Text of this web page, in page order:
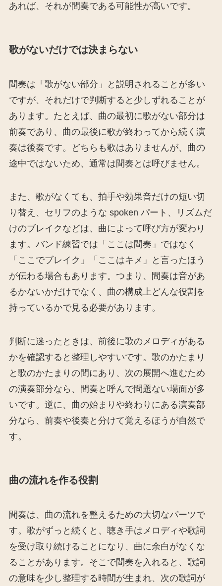
あれば、それが間奏である可能性が高いです。
歌がないだけでは決まらない
間奏は「歌がない部分」と説明されることが多い
ですが、それだけで判断すると少しずれることが
あります。たとえば、曲の最初に歌がない部分は
前奏であり、曲の最後に歌が終わってから続く演
奏は後奏です。どちらも歌はありませんが、曲の
途中ではないため、通常は間奏とは呼びません。
また、歌がなくても、拍手や効果音だけの短い切
り替え、セリフのような spoken パート、リズムだ
けのブレイクなどは、曲によって呼び方が変わり
ます。バンド練習では「ここは間奏」ではなく
「ここでブレイク」「ここはキメ」と言ったほう
が伝わる場合もあります。つまり、間奏は音があ
るかないかだけでなく、曲の構成上どんな役割を
持っているかで見る必要があります。
判断に迷ったときは、前後に歌のメロディがある
かを確認すると整理しやすいです。歌のかたまり
と歌のかたまりの間にあり、次の展開へ進むため
の演奏部分なら、間奏と呼んで問題ない場面が多
いです。逆に、曲の始まりや終わりにある演奏部
分なら、前奏や後奏と分けて覚えるほうが自然で
す。
曲の流れを作る役割
間奏は、曲の流れを整えるための大切なパーツで
す。歌がずっと続くと、聴き手はメロディや歌詞
を受け取り続けることになり、曲に余白がなくな
ることがあります。そこで間奏を入れると、歌詞
の意味を少し整理する時間が生まれ、次の歌詞が